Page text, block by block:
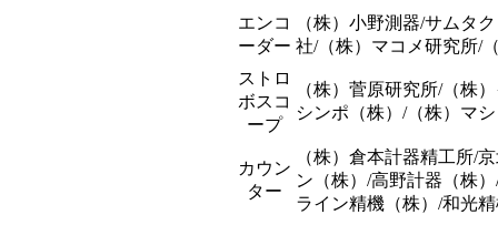
エンコ
ーダー
（株）小野測器/サムタ
社/（株）マコメ研究所/
ストロ
ボスコ
ープ
（株）菅原研究所/（株
シンポ（株）/（株）マ
カウン
ター
（株）倉本計器精工所/
ン（株）/高野計器（株
ライン精機（株）/和光